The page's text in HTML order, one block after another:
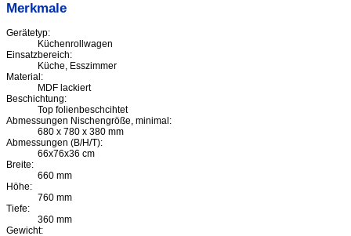
Merkmale
Gerätetyp:
Küchenrollwagen
Einsatzbereich:
Küche, Esszimmer
Material:
MDF lackiert
Beschichtung:
Top folienbeschcihtet
Abmessungen Nischengröße, minimal:
680 x 780 x 380 mm
Abmessungen (B/H/T):
66x76x36 cm
Breite:
660 mm
Höhe:
760 mm
Tiefe:
360 mm
Gewicht: